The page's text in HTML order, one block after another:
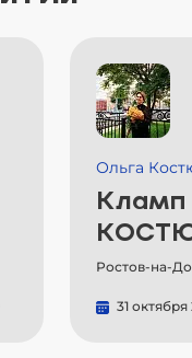
Ольга
Ростов-на-
31